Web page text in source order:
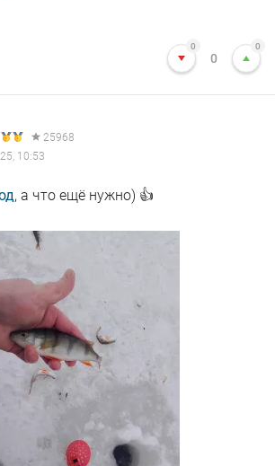
0
0
0
25968
10:53
, а что ещё нужно) 👍